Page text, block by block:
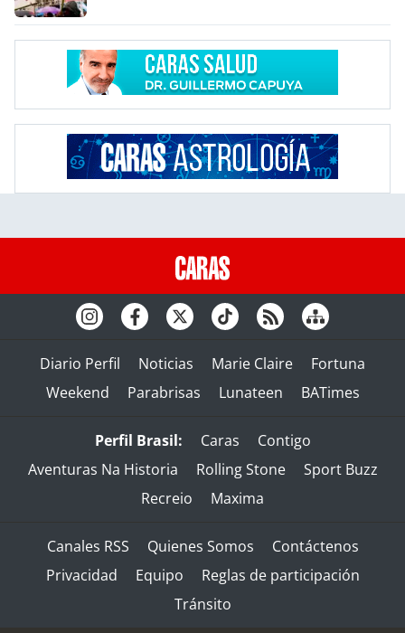
Diario Perfil Noticias Marie Claire
Fortuna
Weekend
Parabrisas Lunateen BATimes
Perfil Brasil: Caras
Contigo
Aventuras Na Historia
Rolling Stone
Sport Buzz
Recreio
Maxima
Canales RSS Quienes Somos
Contáctenos
Privacidad
Equipo
Reglas de participación
Tránsito